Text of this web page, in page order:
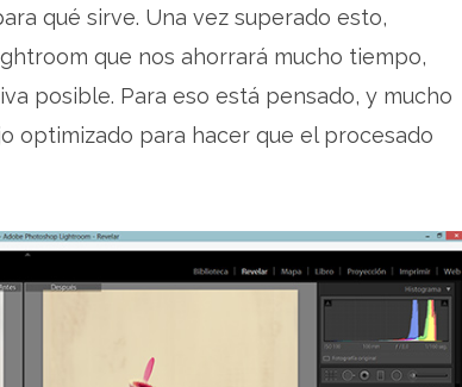
qué sirve. Una vez superado esto,
que nos ahorrará mucho tiempo,
posible. Para eso está pensado, y mucho
optimizado para hacer que el procesado